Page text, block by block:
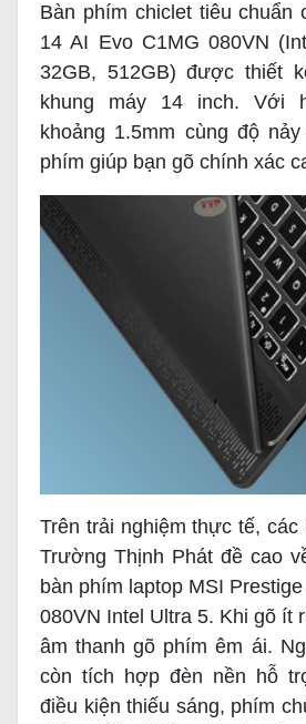
Bàn phím chiclet tiêu chuẩn
14 AI Evo C1MG 080VN
32GB, 512GB) được thiết
khung máy 14 inch. Với
khoảng 1.5mm cùng độ
phím giúp bạn gõ chính xác
Trên trải nghiệm thực tế, các
Trường Thịnh Phát đề cao
bàn phím laptop MSI
080VN Intel Ultra 5. Khi gõ ít
âm thanh gõ phím êm ái.
còn tích hợp đèn nền hỗ
điều kiện thiếu sáng, phím